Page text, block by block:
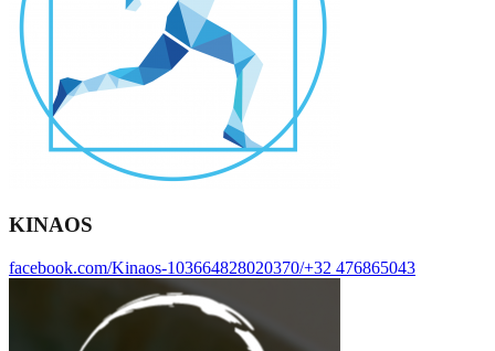
KINAOS
facebook.com/Kinaos-103664828020370/+32 476865043